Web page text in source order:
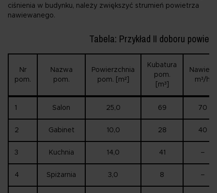
ciśnienia w budynku, należy zwiększyć strumień powietrza
nawiewanego.
Tabela: Przykład II doboru
Nr
pom.
Nazwa
pom.
Powierzchnia
pom. [m²]
Kubatura
pom.
[m³]
Nawiew
m³/h
1 Salon 25,0 69 70
2 Gabinet 10,0 28 40
3 Kuchnia 14,0 41 –
4 Spiżarnia 3,0 8 –